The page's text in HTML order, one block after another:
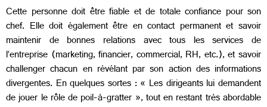
Cette personne doit être fiable et de totale confiance pour son
chef. Elle doit également être en contact permanent et savoir
maintenir de bonnes relations avec tous les services de
l’entreprise (marketing, financier, commercial, RH, etc.), et savoir
challenger chacun en révélant par son action des informations
divergentes. En quelques sortes : « Les dirigeants lui demandent
de jouer le rôle de poil-à-gratter », tout en restant très abordable